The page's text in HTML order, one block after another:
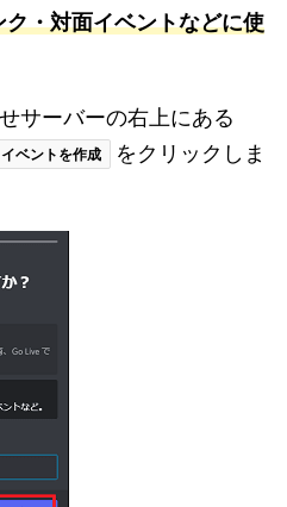
・対面イベントなどに使
サーバーの右上にある
イベントを作成
をクリックしま